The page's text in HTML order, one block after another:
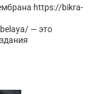
https://bikra-
— это